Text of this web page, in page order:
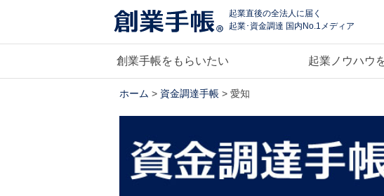
起業直後の全法人に届く
起業･資金調達 国内No.1メディア
創業手帳をもらいたい 起業ノウハウ
ホーム > 資金調達手帳 > 愛知